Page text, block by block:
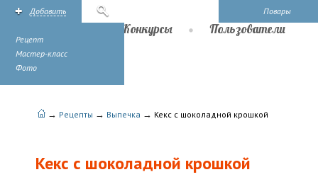
Повары
Добавить
Рецепт
Мастер-класс
Фото
Конкурсы Пользователи
→ Рецепты → Выпечка → Кекс с шоколадной крошкой
Кекс с шоколадной крошкой